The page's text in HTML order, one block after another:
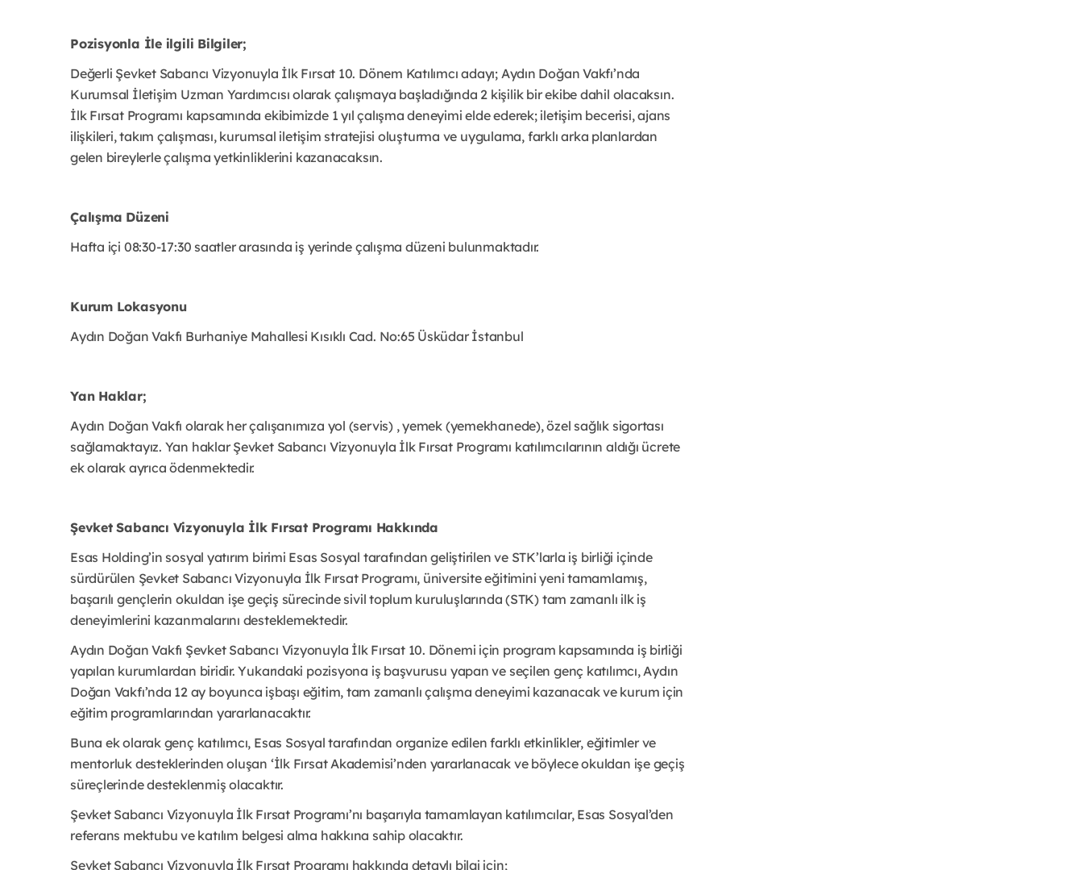
Pozisyonla İle ilgili Bilgiler;
Değerli Şevket Sabancı Vizyonuyla İlk Fırsat 10. Dönem Katılımcı adayı; Aydın Doğan Vakfı’nda
Kurumsal İletişim Uzman Yardımcısı olarak çalışmaya başladığında 2 kişilik bir ekibe dahil olacaksın.
İlk Fırsat Programı kapsamında ekibimizde 1 yıl çalışma deneyimi elde ederek; iletişim becerisi, ajans
ilişkileri, takım çalışması, kurumsal iletişim stratejisi oluşturma ve uygulama, farklı arka planlardan
gelen bireylerle çalışma yetkinliklerini kazanacaksın.
Çalışma Düzeni
Hafta içi 08:30-17:30 saatler arasında iş yerinde çalışma düzeni bulunmaktadır.
Kurum Lokasyonu
Aydın Doğan Vakfı Burhaniye Mahallesi Kısıklı Cad. No:65 Üsküdar İstanbul
Yan Haklar;
Aydın Doğan Vakfı olarak her çalışanımıza yol (servis) , yemek (yemekhanede), özel sağlık sigortası
sağlamaktayız. Yan haklar Şevket Sabancı Vizyonuyla İlk Fırsat Programı katılımcılarının aldığı ücrete
ek olarak ayrıca ödenmektedir.
Şevket Sabancı Vizyonuyla İlk Fırsat Programı Hakkında
Esas Holding’in sosyal yatırım birimi Esas Sosyal tarafından geliştirilen ve STK’larla iş birliği içinde
sürdürülen Şevket Sabancı Vizyonuyla İlk Fırsat Programı, üniversite eğitimini yeni tamamlamış,
başarılı gençlerin okuldan işe geçiş sürecinde sivil toplum kuruluşlarında (STK) tam zamanlı ilk iş
deneyimlerini kazanmalarını desteklemektedir.
Aydın Doğan Vakfı Şevket Sabancı Vizyonuyla İlk Fırsat 10. Dönemi için program kapsamında iş birliği
yapılan kurumlardan biridir. Yukarıdaki pozisyona iş başvurusu yapan ve seçilen genç katılımcı, Aydın
Doğan Vakfı’nda 12 ay boyunca işbaşı eğitim, tam zamanlı çalışma deneyimi kazanacak ve kurum için
eğitim programlarından yararlanacaktır.
Buna ek olarak genç katılımcı, Esas Sosyal tarafından organize edilen farklı etkinlikler, eğitimler ve
mentorluk desteklerinden oluşan ‘İlk Fırsat Akademisi’nden yararlanacak ve böylece okuldan işe geçiş
süreçlerinde desteklenmiş olacaktır.
Şevket Sabancı Vizyonuyla İlk Fırsat Programı’nı başarıyla tamamlayan katılımcılar, Esas Sosyal’den
referans mektubu ve katılım belgesi alma hakkına sahip olacaktır.
Şevket Sabancı Vizyonuyla İlk Fırsat Programı hakkında detaylı bilgi için;